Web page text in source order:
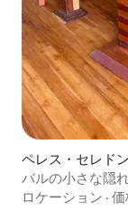
ペレス・セレド
バルの小さな隠
ロケーション · 価